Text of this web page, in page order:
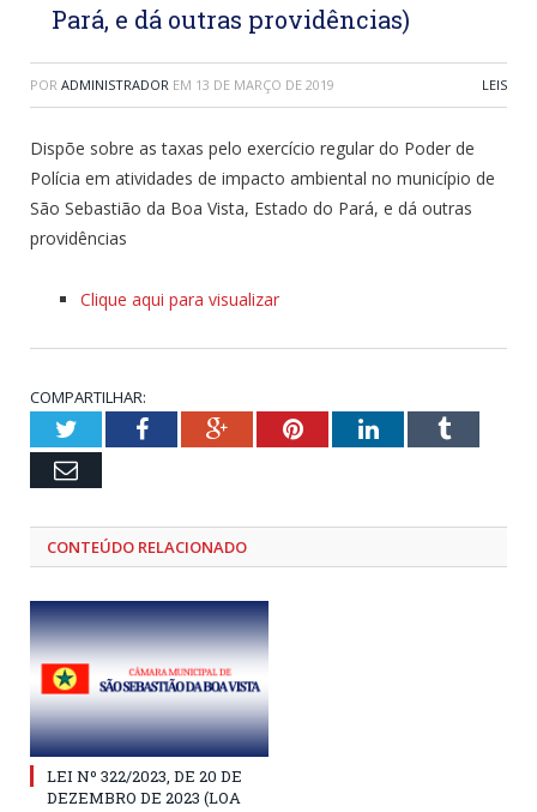
Pará, e dá outras providências)
POR ADMINISTRADOR EM 13 DE MARÇO DE 2019 LEIS
Dispõe sobre as taxas pelo exercício regular do Poder de
Polícia em atividades de impacto ambiental no município de
São Sebastião da Boa Vista, Estado do Pará, e dá outras
providências
Clique aqui para visualizar
COMPARTILHAR:
TwitterFacebookGoogle+PinterestLinkedInTumblr
Email
CONTEÚDO RELACIONADO
LEI Nº 322/2023, DE 20 DE
DEZEMBRO DE 2023 (LOA